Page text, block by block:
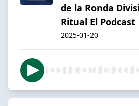
de la Ronda
Ritual El Podcast
2025-01-20